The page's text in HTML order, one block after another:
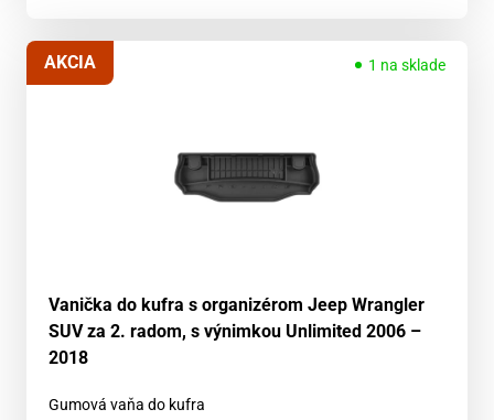
1 na sklade
AKCIA
Vanička do kufra s organizérom Jeep Wrangler
SUV za 2. radom, s výnimkou Unlimited 2006 –
2018
Gumová vaňa do kufra